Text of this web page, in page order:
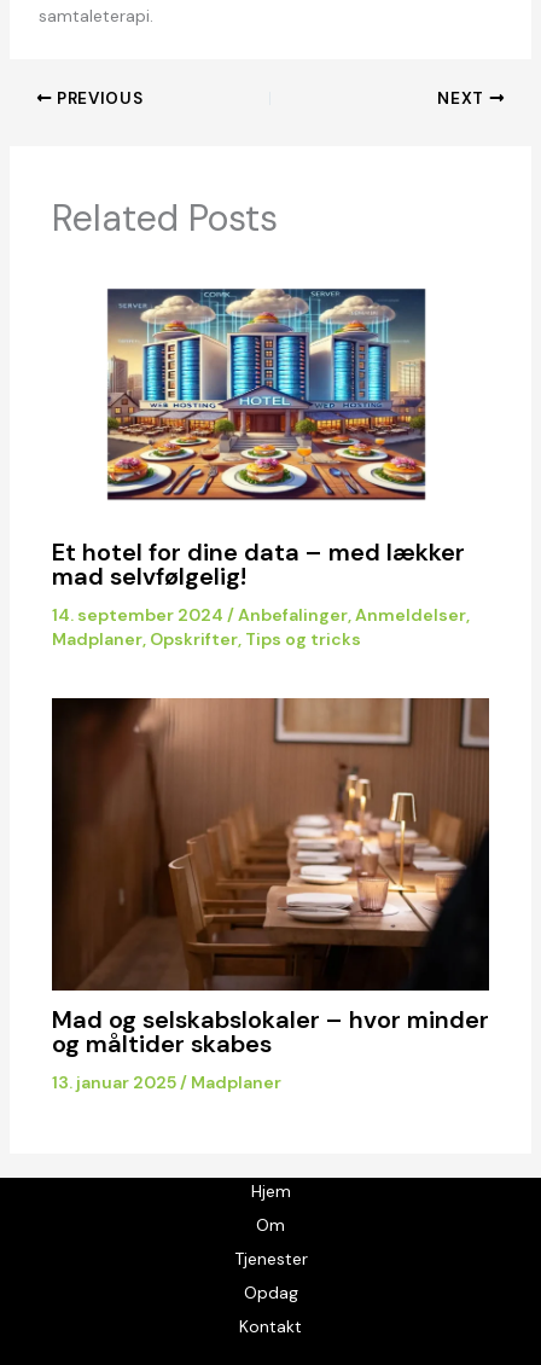
samtaleterapi.
PREVIOUS NEXT
Related Posts
Et hotel for dine data – med lækker
mad selvfølgelig!
14. september 2024 /Anbefalinger,Anmeldelser,
Madplaner, Opskrifter, Tips og tricks
Mad og selskabslokaler – hvor minder
og måltider skabes
13. januar 2025/ Madplaner
Hjem
Om
Tjenester
Opdag
Kontakt